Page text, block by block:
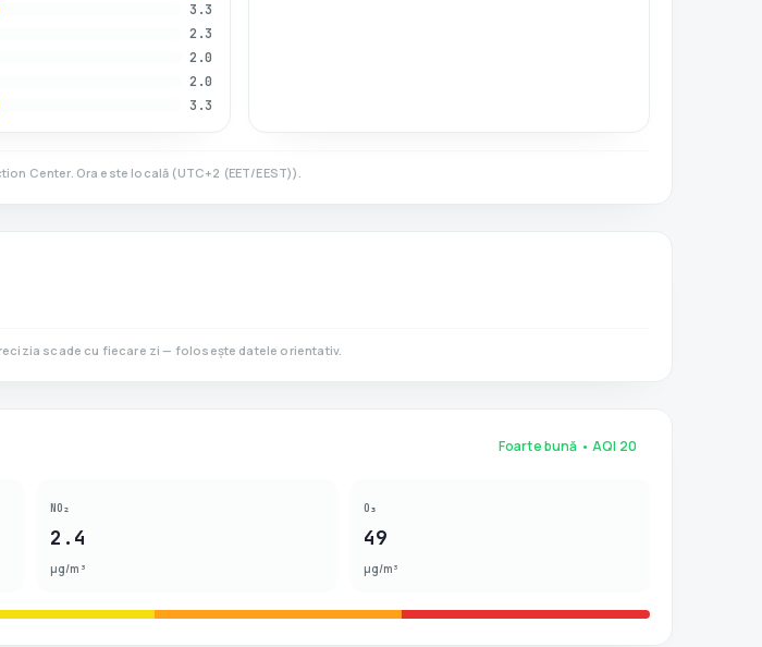
3.3
2.3
2.0
2.0
3.3
Center. Ora este locală (UTC+2 (EET/EEST)).
scade cu fiecare zi — folosește datele orientativ.
Foarte bună • AQI 20
NO₂
2.4
µg/m³
O₃
49
µg/m³